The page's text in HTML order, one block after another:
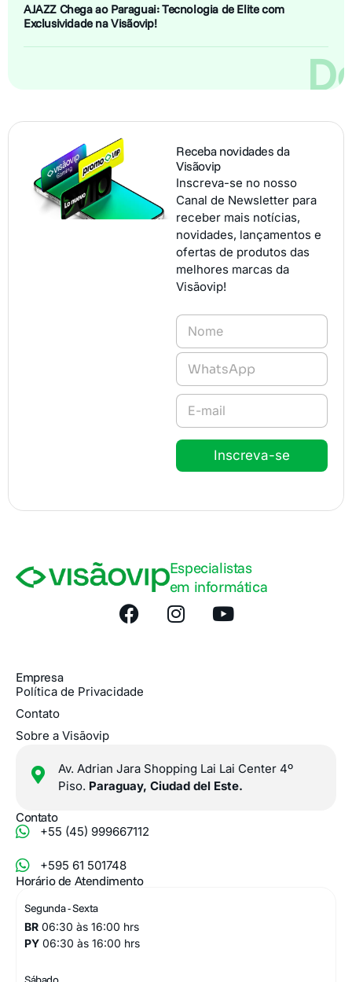
AJAZZ Chega ao Paraguai: Tecnologia de Elite com
Exclusividade na Visãovip!
Receba novidades da
Visãovip
Inscreva-se no nosso
Canal de Newsletter para
receber mais notícias,
novidades, lançamentos e
ofertas de produtos das
melhores marcas da
Visãovip!
N
m
*
T
l
e
o
n
e
E
m
a
l
Inscreva-se
Especialistas
em informática
Empresa
Política de Privacidade
Contato
Sobre a Visãovip
Av. Adrian Jara Shopping Lai Lai Center 4º
Piso. Paraguay, Ciudad del Este.
Contato
+55 (45) 999667112
+595 61 501748
Horário de Atendimento
Segunda - Sexta
BR 06:30 às 16:00 hrs
PY 06:30 às 16:00 hrs